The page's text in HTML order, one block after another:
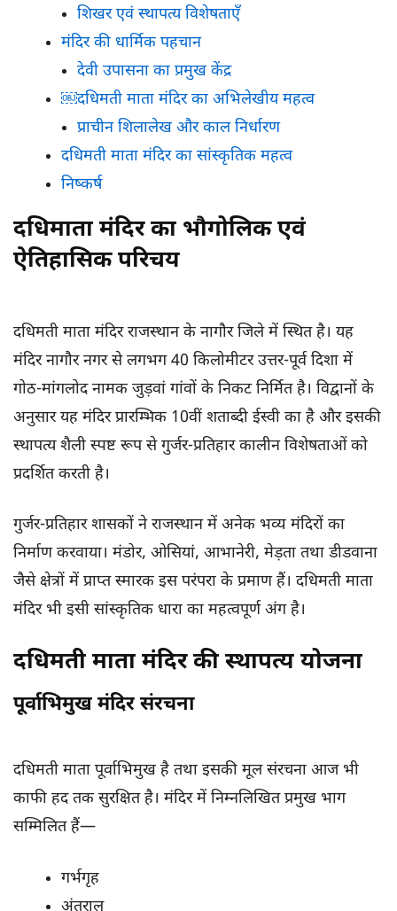
शिखर एवं स्थापत्य विशेषताएँ
मंदिर की धार्मिक पहचान
देवी उपासना का प्रमुख केंद्र
￼दधिमती माता मंदिर का अभिलेखीय महत्व
प्राचीन शिलालेख और काल निर्धारण
दधिमती माता मंदिर का सांस्कृतिक महत्व
निष्कर्ष
दधिमाता मंदिर का भौगोलिक एवं
ऐतिहासिक परिचय
दधिमती माता मंदिर राजस्थान के नागौर जिले में स्थित है। यह
मंदिर नागौर नगर से लगभग 40 किलोमीटर उत्तर-पूर्व दिशा में
गोठ-मांगलोद नामक जुड़वां गांवों के निकट निर्मित है। विद्वानों के
अनुसार यह मंदिर प्रारम्भिक 10वीं शताब्दी ईस्वी का है और इसकी
स्थापत्य शैली स्पष्ट रूप से गुर्जर-प्रतिहार कालीन विशेषताओं को
प्रदर्शित करती है।
गुर्जर-प्रतिहार शासकों ने राजस्थान में अनेक भव्य मंदिरों का
निर्माण करवाया। मंडोर, ओसियां, आभानेरी, मेड़ता तथा डीडवाना
जैसे क्षेत्रों में प्राप्त स्मारक इस परंपरा के प्रमाण हैं। दधिमती माता
मंदिर भी इसी सांस्कृतिक धारा का महत्वपूर्ण अंग है।
दधिमती माता मंदिर की स्थापत्य योजना
पूर्वाभिमुख मंदिर संरचना
दधिमती माता पूर्वाभिमुख है तथा इसकी मूल संरचना आज भी
काफी हद तक सुरक्षित है। मंदिर में निम्नलिखित प्रमुख भाग
सम्मिलित हैं—
गर्भगृह
अंतराल